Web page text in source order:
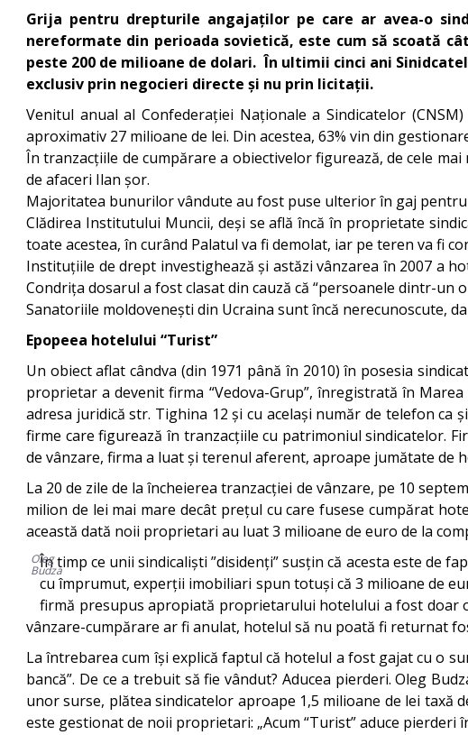
Grija pentru drepturile angajaților pe care ar avea-o
nereformate din perioada sovietică, este cum să scoată
peste 200 de milioane de dolari. În ultimii cinci ani
exclusiv prin negocieri directe și nu prin licitații.
Venitul anual al Confederației Naționale a Sindicatelor
aproximativ 27 milioane de lei. Din acestea, 63% vin din
În tranzacțiile de cumpărare a obiectivelor figurează, de cele
de afaceri Ilan șor.
Majoritatea bunurilor vândute au fost puse ulterior în gaj
Clădirea Institutului Muncii, deși se află încă în proprietate
toate acestea, în curând Palatul va fi demolat, iar pe teren va fi
Instituțiile de drept investighează și astăzi vânzarea în 2007 a
Condrița dosarul a fost clasat din cauză că “persoanele dintr-un
Sanatoriile moldovenești din Ucraina sunt încă nerecunoscute,
Epopeea hotelului “Turist”
Un obiect aflat cândva (din 1971 până în 2010) în posesia
proprietar a devenit firma “Vedova-Grup”, înregistrată în
adresa juridică str. Tighina 12 și cu același număr de telefon ca
firme care figurează în tranzacțiile cu patrimoniul sindicatelor.
de vânzare, firma a luat și terenul aferent, aproape jumătate de
La 20 de zile de la încheierea tranzacției de vânzare, pe 10
milion de lei mai mare decât prețul cu care fusese cumpărat
această dată noii proprietari au luat 3 milioane de euro de la
Oleg
Budza
În timp ce unii sindicaliști ”disidenți” susțin că acesta este de
cu împrumut, experții imobiliari spun totuși că 3 milioane de
firmă presupus apropiată proprietarului hotelului a fost doar
vânzare-cumpărare ar fi anulat, hotelul să nu poată fi returnat
La întrebarea cum își explică faptul că hotelul a fost gajat cu o
bancă”. De ce a trebuit să fie vândut? Aducea pierderi. Oleg
unor surse, plătea sindicatelor aproape 1,5 milioane de lei taxă
este gestionat de noii proprietari: „Acum “Turist” aduce pierderi